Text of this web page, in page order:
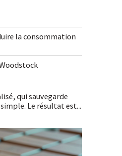
la consommation
qui sauvegarde
Le résultat est...